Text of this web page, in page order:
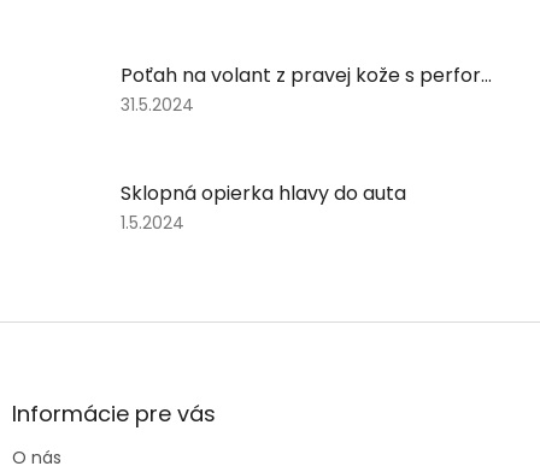
Poťah na volant z pravej kože s perforovaním - ČIERNY s červeným obšitím
Hodnotenie produktu je 5 z 5 hviezdičiek.
31.5.2024
Sklopná opierka hlavy do auta
Hodnotenie produktu je 5 z 5 hviezdičiek.
1.5.2024
Zápätie
Informácie pre vás
O nás